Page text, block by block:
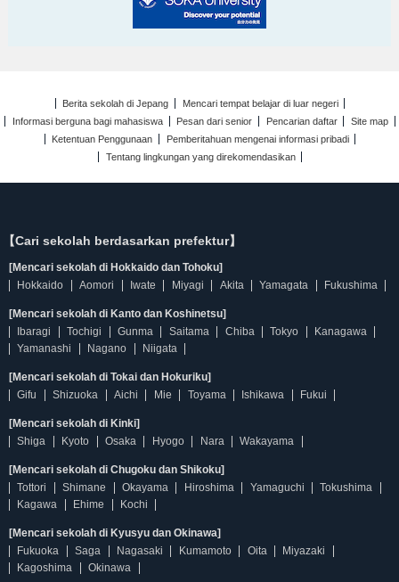
Berita sekolah di Jepang
Mencari tempat belajar di luar negeri
Informasi berguna bagi mahasiswa
Pesan dari senior Pencarian daftar
Site map
Ketentuan Penggunaan
Pemberitahuan mengenai informasi pribadi
Tentang lingkungan yang direkomendasikan
【Cari sekolah berdasarkan prefektur】
[Mencari sekolah di Hokkaido dan Tohoku]
Hokkaido
Aomori Iwate Miyagi Akita Yamagata Fukushima
[Mencari sekolah di Kanto dan Koshinetsu]
Ibaragi
Tochigi Gunma Saitama Chiba Tokyo
Kanagawa
Yamanashi
Nagano Niigata
[Mencari sekolah di Tokai dan Hokuriku]
Gifu
Shizuoka Aichi Mie Toyama Ishikawa Fukui
[Mencari sekolah di Kinki]
Shiga
Kyoto Osaka Hyogo Nara Wakayama
[Mencari sekolah di Chugoku dan Shikoku]
Tottori
Shimane Okayama Hiroshima Yamaguchi
Tokushima
Kagawa
Ehime Kochi
[Mencari sekolah di Kyusyu dan Okinawa]
Fukuoka
Saga Nagasaki Kumamoto Oita
Miyazaki
Kagoshima
Okinawa